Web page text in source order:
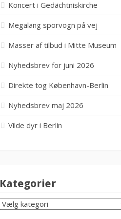
Koncert i Gedächtniskirche
Megalang sporvogn på vej
Masser af tilbud i Mitte Museum
Nyhedsbrev for juni 2026
Direkte tog København-Berlin
Nyhedsbrev maj 2026
Vilde dyr i Berlin
Kategorier
KATEGORIER